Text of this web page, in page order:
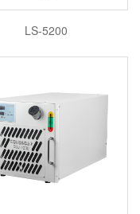
LS-5200